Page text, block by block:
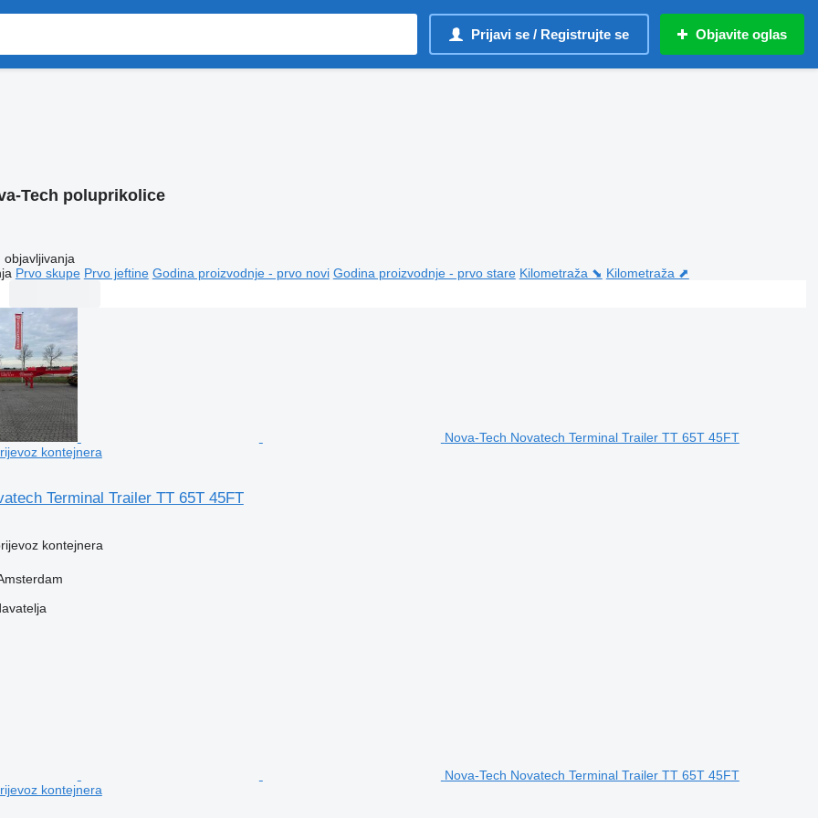
Prijavi se / Registrujte se Objavite oglas
Tech poluprikolice
objavljivanja
Prvo skupe Prvo jeftine Godina proizvodnje - prvo novi Godina proizvodnje - prvo stare Kilometraža ⬊ Kilometraža ⬈
Nova-Tech Novatech Terminal Trailer TT 65T 45FT
kontejnera
Terminal Trailer TT 65T 45FT
kontejnera
Nova-Tech Novatech Terminal Trailer TT 65T 45FT
kontejnera